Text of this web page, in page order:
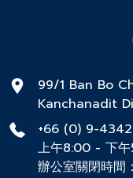
99/1 Ban Bo
Kanchanadit
+66 (0) 9-
上午8:00 - 下午
辦公室關閉時間